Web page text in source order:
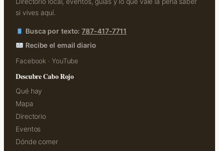
si vives aquí.
Busca por texto:787-417-7711
Recibe el email diario
Facebook · YouTube
Descubre Cabo Rojo
Qué hay
Mapa
Directorio
Eventos
Dónde comer